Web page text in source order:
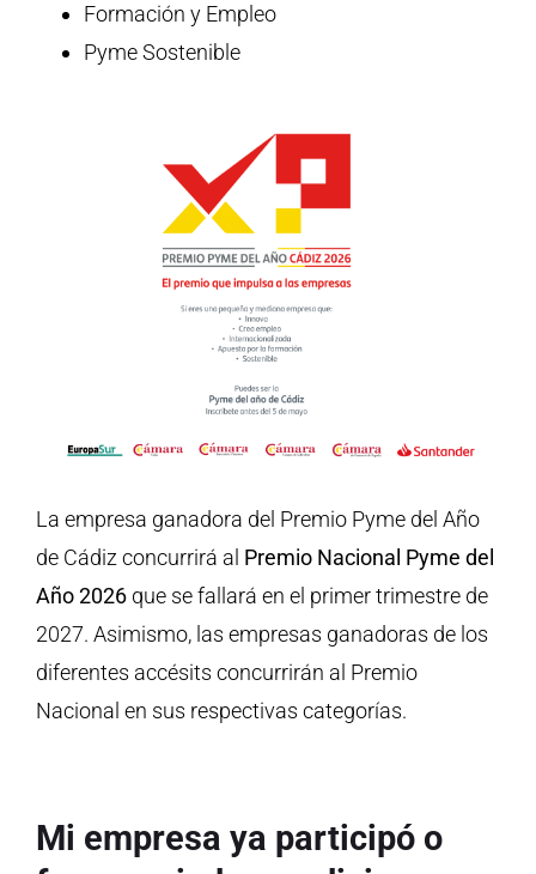
Formación y Empleo
Pyme Sostenible
La empresa ganadora del Premio Pyme del Año
de Cádiz concurrirá al Premio Nacional Pyme del
Año 2026 que se fallará en el primer trimestre de
2027. Asimismo, las empresas ganadoras de los
diferentes accésits concurrirán al Premio
Nacional en sus respectivas categorías.
Mi empresa ya participó o